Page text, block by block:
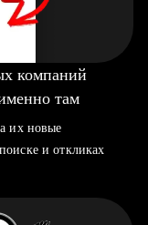
компаний
там
их новые
и откликах